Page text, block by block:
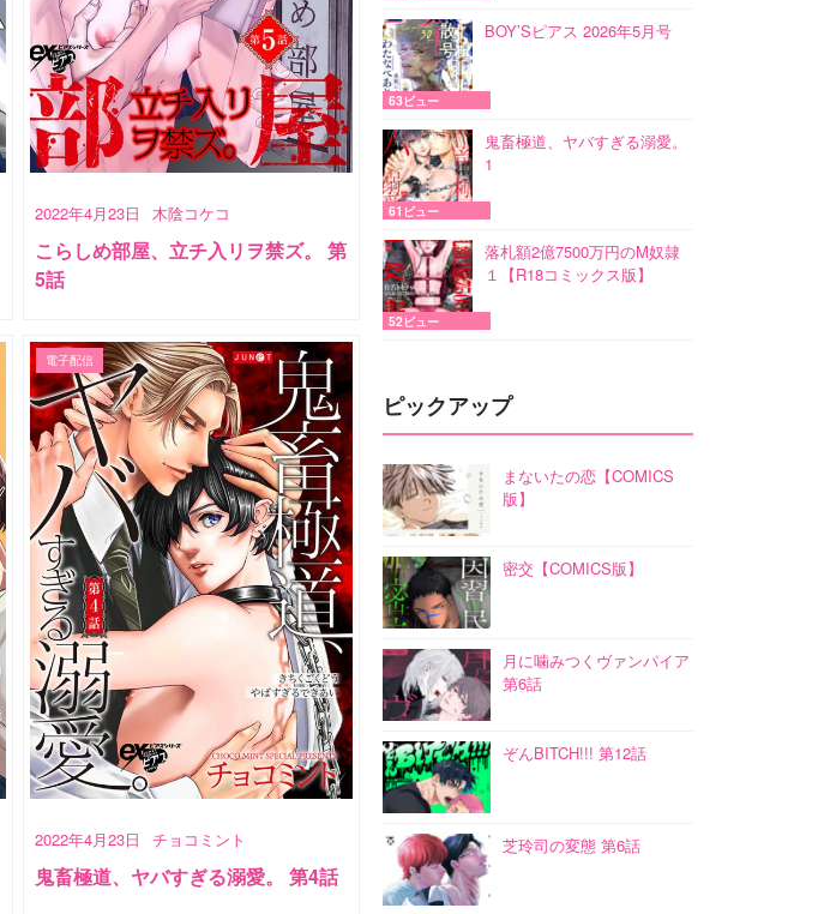
2022年4月23日 木陰コケコ
こらしめ部屋、立チ入リヲ禁ズ。 第
5話
2022年4月23日 チョコミント
電子配信
鬼畜極道、ヤバすぎる溺愛。 第4話
BOY’Sピアス 2026年5月号
63ビュー
鬼畜極道、ヤバすぎる溺愛。
1
61ビュー
落札額2億7500万円のM奴隷
１【R18コミックス版】
52ビュー
ピックアップ
まないたの恋【COMICS
版】
密交【COMICS版】
月に噛みつくヴァンパイア
第6話
ぞんBITCH!!! 第12話
芝玲司の変態 第6話